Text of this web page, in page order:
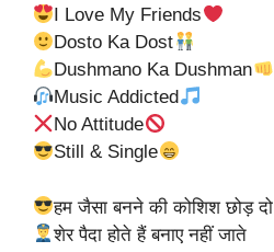
I Love My Friends
Dosto Ka Dost
Dushmano Ka Dushman
Music Addicted
No Attitude
Still & Single
हम जैसा बनने की कोशिश छोड़ दो
शेर पैदा होते हैं बनाए नहीं जाते